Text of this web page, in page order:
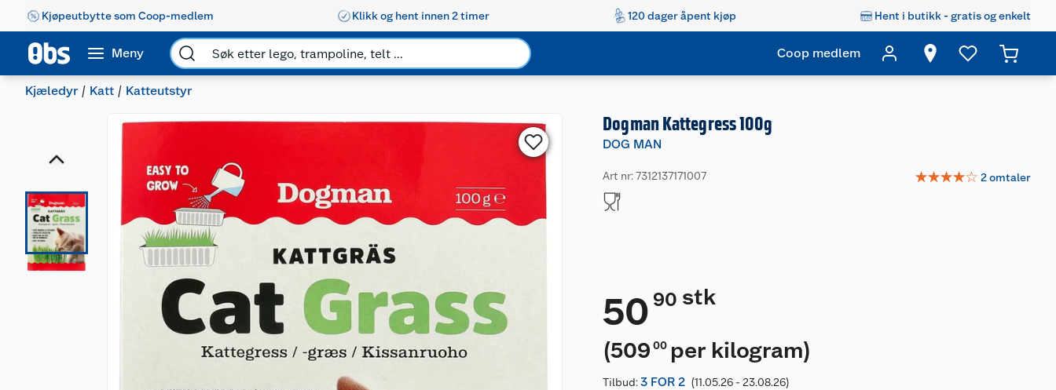
Kjøpeutbytte som Coop-medlem Klikk og hent innen 2 timer 120 dager åpent kjøp Hent i butikk - gratis og enkelt
Meny Coop medlem
Kjæledyr Katt Katteutstyr
Dogman Kattegress 100g
DOG MAN
Art nr: 7312137171007 ☆☆☆☆☆ 2omtaler
50 90 stk
(509 00 per kilogram)
Tilbud:3 FOR 2 (11.05.26 - 23.08.26)